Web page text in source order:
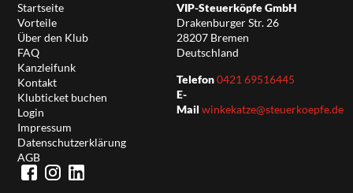
Startseite
Vorteile
Über den Klub
FAQ
Kanzleifunk
Kontakt
Klubticket buchen
Login
Impressum
Datenschutzerklärung
AGB
VIP-Steuerköpfe GmbH
Drakenburger Str. 26
28207 Bremen
Deutschland
Telefon0421 69516445
E-
Mail winkekatze@steuerkoepfe.de